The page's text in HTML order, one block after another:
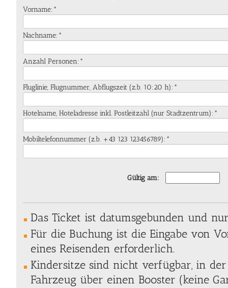
Vorname:*
Nachname:*
Anzahl Personen:*
Fluglinie, Flugnummer, Abflugszeit (z.b. 10:20 h):*
Hotelname, Hoteladresse inkl. Postleitzahl (nur Stadtzentrum):*
Mobiltelefonnummer (z.b. +43 123 123456789):*
Gültig am:
Das Ticket ist datumsgebunden und
Für die Buchung ist die Eingabe von
eines Reisenden erforderlich.
Kindersitze sind nicht verfügbar, in
Fahrzeug über einen Booster (keine